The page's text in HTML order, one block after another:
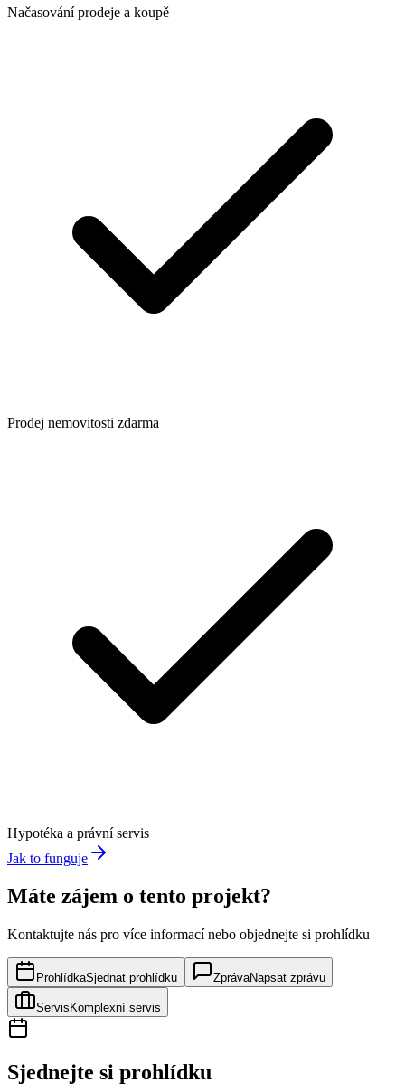
Načasování prodeje a koupě
Prodej nemovitosti zdarma
Hypotéka a právní servis
Jak to funguje
Máte zájem o tento projekt?
Kontaktujte nás pro více informací nebo objednejte si prohlídku
ProhlídkaSjednat prohlídku ZprávaNapsat zprávu
Servis Komplexní servis
Sjednejte si prohlídku